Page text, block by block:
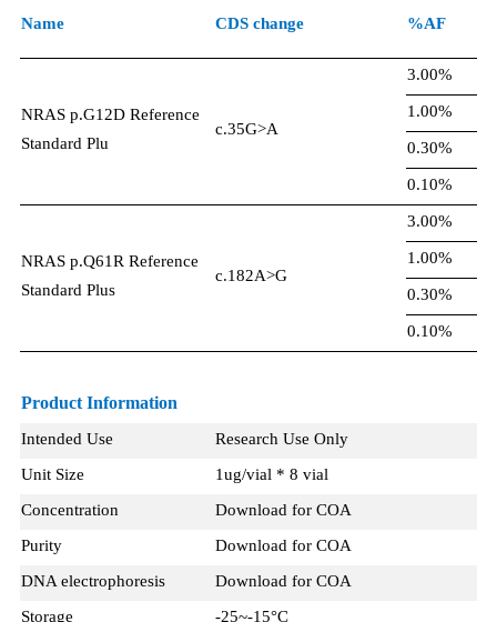
Name CDS change %AF
NRAS p.G12D Reference
Standard Plu
c.35G>A
3.00%
1.00%
0.30%
0.10%
NRAS p.Q61R Reference
Standard Plus
c.182A>G
3.00%
1.00%
0.30%
0.10%
Product Information
Intended Use
Research Use Only
Unit Size
1ug/vial * 8 vial
Concentration
Download for COA
Purity
Download for COA
DNA electrophoresis
Download for COA
Storage
-25~-15°C